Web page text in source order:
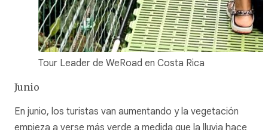
Tour Leader de WeRoad en Costa Rica
Junio
En junio, los turistas van aumentando y la vegetación